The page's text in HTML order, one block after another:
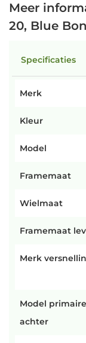
Meer
20, Blue
Specificaties
Merk
Kleur
Model
Framemaat
Wielmaat
Framemaat
Merk
Model
achter